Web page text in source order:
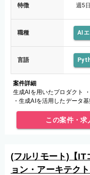
特徴 週5
職種 AI
言語
案件詳細
生成AIを用いたプロダクト
・生成AIを活用したデータ
ピング、および実用化支援
この案件・求
(フルリモート)【IT
ョン・アーキテク